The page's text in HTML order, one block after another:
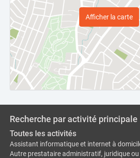
Afficher la carte
Recherche par activité principale
Toutes les activités
Assistant informatique et internet à
Autre prestataire administratif, juridique